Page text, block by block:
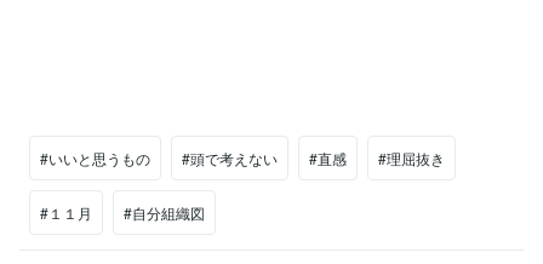
#いいと思うもの #頭で考えない #直感 #理屈抜き
#１１月 #自分組織図